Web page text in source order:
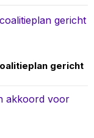
gericht